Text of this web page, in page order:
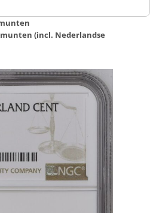
(incl. Nederlandse